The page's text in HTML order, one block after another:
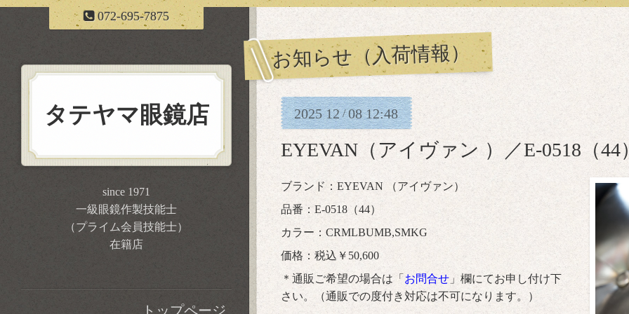
072-695-7875
お知らせ（入荷情報）
2025 12/08 12:48
EYEVAN（アイヴァン ）／E-0518（44
ブランド：EYEVAN （アイヴァン）
品番：E-0518（44）
カラー：CRMLBUMB,SMKG
価格：税込￥50,600
＊通販ご希望の場合は「 お問合せ 」欄にてお申し付け下
さい。（通販での度付き対応は不可になります。）
タテヤマ眼鏡店
since 1971
一級眼鏡作製技能士
（プライム会員技能士）
在籍店
トップページ